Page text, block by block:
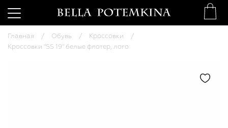
Главная Обувь
Кроссовки
Кроссовки "SS 19" белые флотер, лого